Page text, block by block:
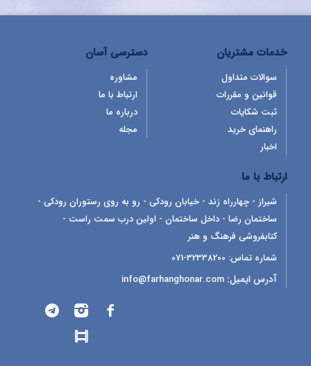
خدمات مشتریان
سوالات متداول
قوانین و مقررات
ثبت شکایات
راهنمای خرید
اخبار
دسترسی آسان
مشاوره
ارتباط با ما
درباره ما
مجله
ارتباط با ما
شیراز - چهارراه زند - خیابان رودکی - رو به روی رستوران رودکی -
ساختمان رضا - داخل ساختمان - اولین درب سمت راست -
کتابفروشی فرهنگ و هنر
شماره تماس: 32338200-071
آدرس ایمیل: info@farhanghonar.com